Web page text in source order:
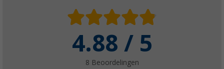
Lilie T-connector wit geel
(14)
vanaf€ 3,99€ 5,99
4.88 / 5
8 Beoordelingen